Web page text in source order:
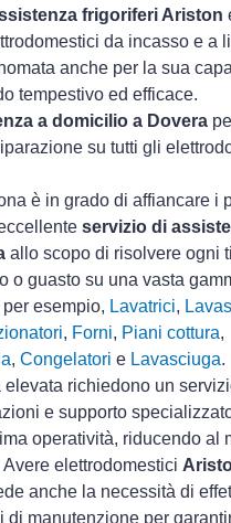
frigoriferi Ariston
da incasso e a
anche per la sua
tempestivo ed efficace.
a domicilio a Dovera
su tutti gli
è in grado di affiancare i
servizio di
allo scopo di risolvere ogni
o guasto su una vasta
esempio, Lavatrici,
, Forni, Piani cottura,
, Congelatori e Lavasciuga.
elevata richiedono un
e supporto
operatività, riducendo al
elettrodomestici
anche la necessità di
di manutenzione per